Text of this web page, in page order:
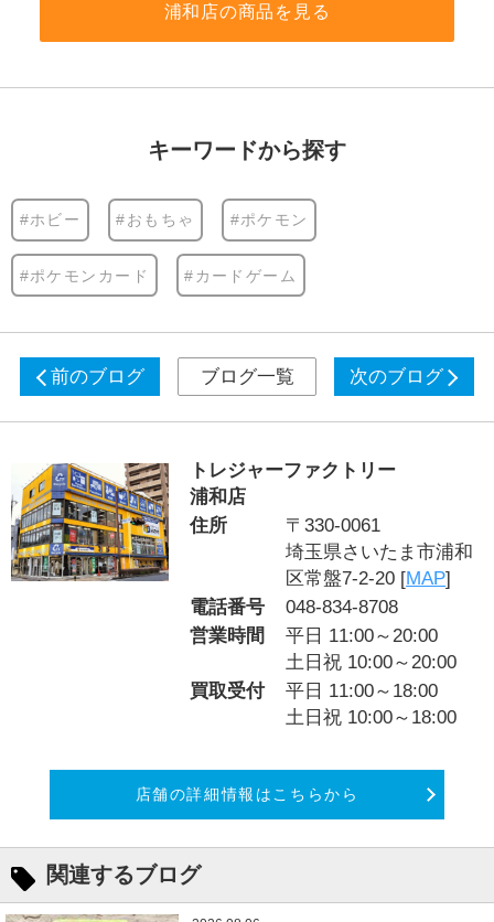
浦和店の商品を見る
キーワードから探す
#ホビー #おもちゃ #ポケモン
#ポケモンカード #カードゲーム
前のブログ ブログ一覧 次のブログ
トレジャーファクトリー
浦和店
住所
〒330-0061
埼玉県さいたま市浦和
区常盤7-2-20 [MAP]
電話番号
048-834-8708
営業時間
平日 11:00～20:00
土日祝 10:00～20:00
買取受付
平日 11:00～18:00
土日祝 10:00～18:00
店舗の詳細情報はこちらから
関連するブログ